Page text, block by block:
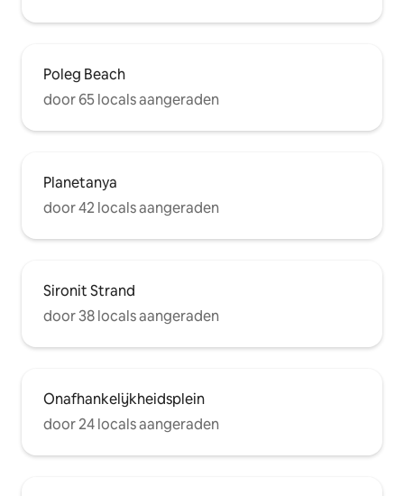
Poleg Beach
door 65 locals aangeraden
Planetanya
door 42 locals aangeraden
Sironit Strand
door 38 locals aangeraden
Onafhankelijkheidsplein
door 24 locals aangeraden